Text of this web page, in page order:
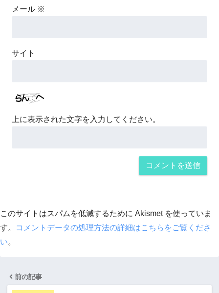
メール ※
サイト
上に表示された文字を入力してください。
このサイトはスパムを低減するために Akismet を使っていま
す。
コメントデータの処理方法の詳細はこちらをご覧くださ
い。
前の記事